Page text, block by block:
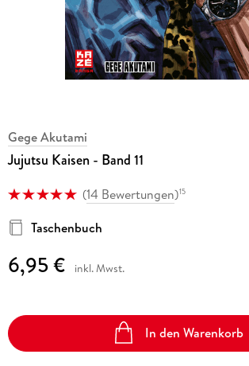
Gege Akutami
Jujutsu Kaisen - Band 11
(14 Bewertungen)15
Taschenbuch
6,95 € inkl. Mwst.
In den Warenkorb